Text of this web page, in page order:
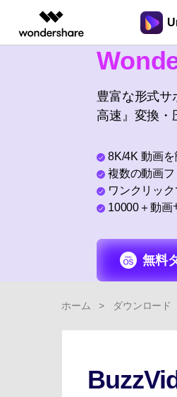
AI動画・画像・音楽ジェネレーター
オールインワンAI生成プラットフォーム
概要
法人向
学生・
パート
ラム
音声
音声
確か
動画
【簡
様々
豊富な形式サ
高速』変換・
8K/4K 動画
複数の動画
ワンクリッ
10000＋動画
無料
ホーム > ダウンロード